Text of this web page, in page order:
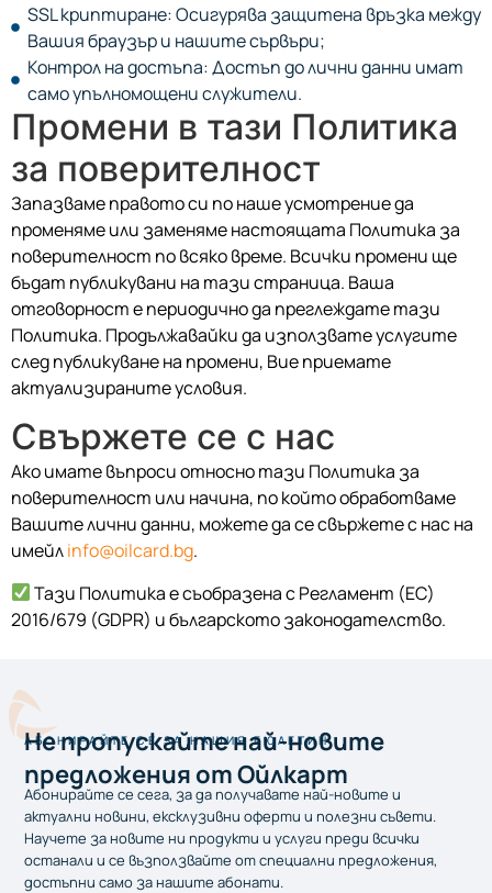
SSL криптиране: Осигурява защитена връзка между
Вашия браузър и нашите сървъри;
Контрол на достъпа: Достъп до лични данни имат
само упълномощени служители.
Промени в тази Политика
за поверителност
Запазваме правото си по наше усмотрение да
променяме или заменяме настоящата Политика за
поверителност по всяко време. Всички промени ще
бъдат публикувани на тази страница. Ваша
отговорност е периодично да преглеждате тази
Политика. Продължавайки да използвате услугите
след публикуване на промени, Вие приемате
актуализираните условия.
Свържете се с нас
Ако имате въпроси относно тази Политика за
поверителност или начина, по който обработваме
Вашите лични данни, можете да се свържете с нас на
имейлinfo@oilcard.bg.
Тази Политика е съобразена с Регламент (ЕС)
2016/679 (GDPR) и българското законодателство.
АБОНИРАЙТЕ СЕ ЗА НАШИЯ БЮЛЕТИН
Не пропускайтe най-новите
предложения от Ойлкарт
Абонирайте се сега, за да получавате най-новите и
актуални новини, ексклузивни оферти и полезни съвети.
Научете за новите ни продукти и услуги преди всички
останали и се възползвайте от специални предложения,
достъпни само за нашите абонати.